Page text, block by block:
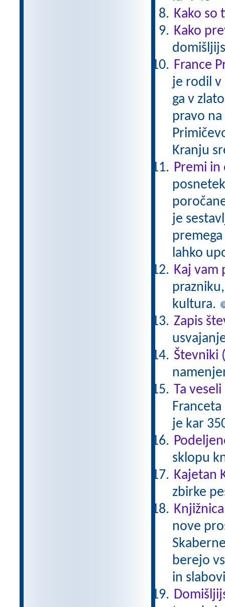
Kako so
Kako
France
je rodil v
ga v
pravo
Kranju
Premi
je
lahko
Kaj vam
kultura.
Zapis
Števniki
Ta
je kar
sklopu
Kajetan
zbirke
nove
berejo
in